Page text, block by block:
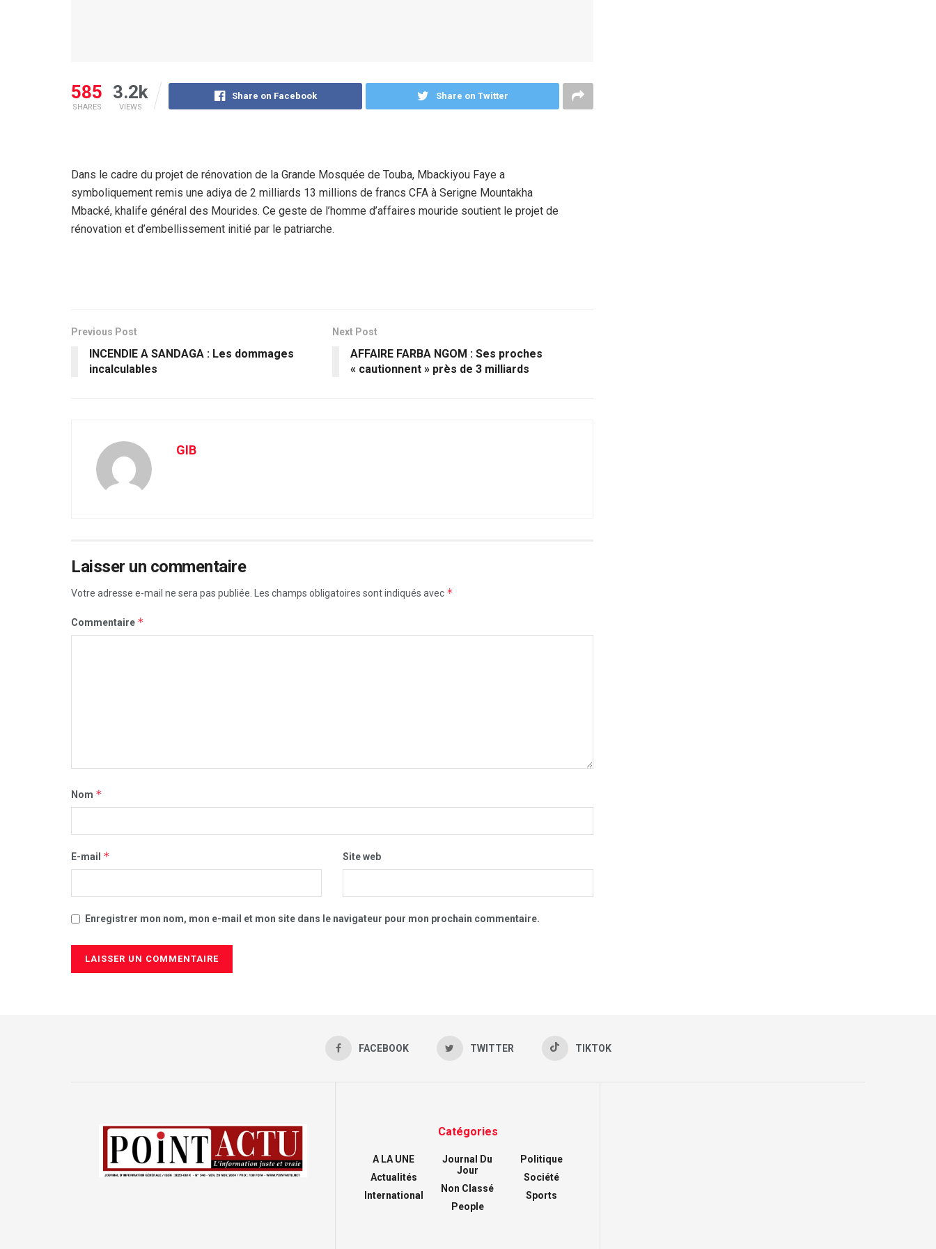
585
SHARES
3.2k
VIEWS
Share on Facebook Share on Twitter
Dans le cadre du projet de rénovation de la Grande Mosquée de Touba, Mbackiyou Faye a
symboliquement remis une adiya de 2 milliards 13 millions de francs CFA à Serigne Mountakha
Mbacké, khalife général des Mourides. Ce geste de l’homme d’affaires mouride soutient le projet de
rénovation et d’embellissement initié par le patriarche.
Previous Post
INCENDIE A SANDAGA : Les dommages
incalculables
Next Post
AFFAIRE FARBA NGOM : Ses proches
« cautionnent » près de 3 milliards
GIB
Laisser un commentaire
Votre adresse e-mail ne sera pas publiée. Les champs obligatoires sont indiqués avec *
Commentaire *
Nom *
E-mail * Site web
Enregistrer mon nom, mon e-mail et mon site dans le navigateur pour mon prochain commentaire.
FACEBOOK TWITTER TIKTOK
Catégories
A LA UNE
Actualités
International
Journal Du
Jour
Non Classé
People
Politique
Société
Sports